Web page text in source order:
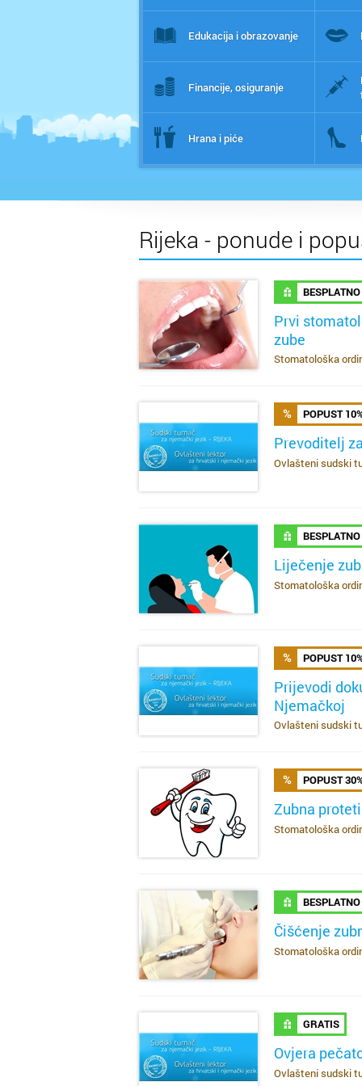
Edukacija i obrazovanje
Financije, osiguranje
Hrana i piće
Rijeka - ponude i
SAZNAJ VIŠE
BESPLATNO
Prvi
zube
Stomatološka
SAZNAJ VIŠE
POPUST
Prevoditelj
Ovlašteni sudski
SAZNAJ VIŠE
BESPLATNO
Liječenje
Stomatološka
SAZNAJ VIŠE
POPUST
Prijevodi
Njemačkoj
Ovlašteni sudski
SAZNAJ VIŠE
POPUST
Zubna
Stomatološka
SAZNAJ VIŠE
BESPLATNO
Čišćenje
Stomatološka
SAZNAJ VIŠE
GRATIS
Ovjera
Ovlašteni sudski